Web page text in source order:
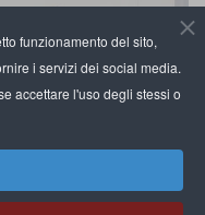
funzionamento del sito,
i servizi dei social media.
accettare l'uso degli stessi o